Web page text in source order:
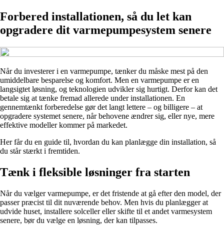
Forbered installationen, så du let kan
opgradere dit varmepumpesystem senere
Når du investerer i en varmepumpe, tænker du måske mest på den
umiddelbare besparelse og komfort. Men en varmepumpe er en
langsigtet løsning, og teknologien udvikler sig hurtigt. Derfor kan det
betale sig at tænke fremad allerede under installationen. En
gennemtænkt forberedelse gør det langt lettere – og billigere – at
opgradere systemet senere, når behovene ændrer sig, eller nye, mere
effektive modeller kommer på markedet.
Her får du en guide til, hvordan du kan planlægge din installation, så
du står stærkt i fremtiden.
Tænk i fleksible løsninger fra starten
Når du vælger varmepumpe, er det fristende at gå efter den model, der
passer præcist til dit nuværende behov. Men hvis du planlægger at
udvide huset, installere solceller eller skifte til et andet varmesystem
senere, bør du vælge en løsning, der kan tilpasses.